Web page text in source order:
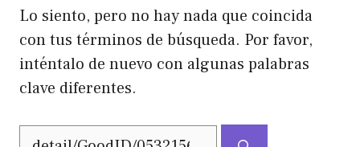
Lo siento, pero no hay nada que coincida
con tus términos de búsqueda. Por favor,
inténtalo de nuevo con algunas palabras
clave diferentes.
Buscar: